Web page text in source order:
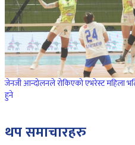
जेनजी आन्दोलनले रोकिएको एभरेस्ट महिला
हुने
थप समाचारहरु